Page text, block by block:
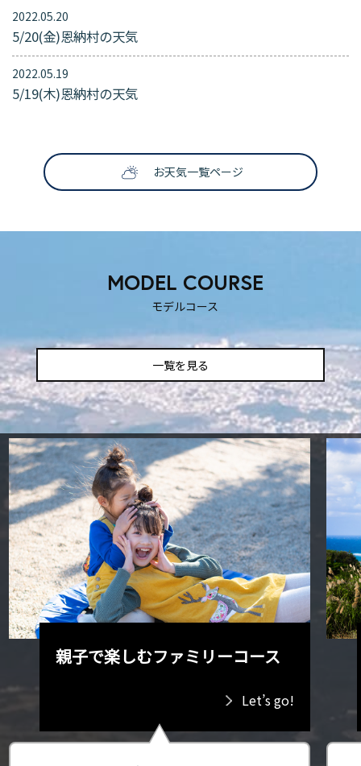
2022.05.20
5/20(金)恩納村の天気
2022.05.19
5/19(木)恩納村の天気
お天気一覧ページ
MODEL COURSE
モデルコース
一覧を見る
親子で楽しむファミリーコース
Let’s go!